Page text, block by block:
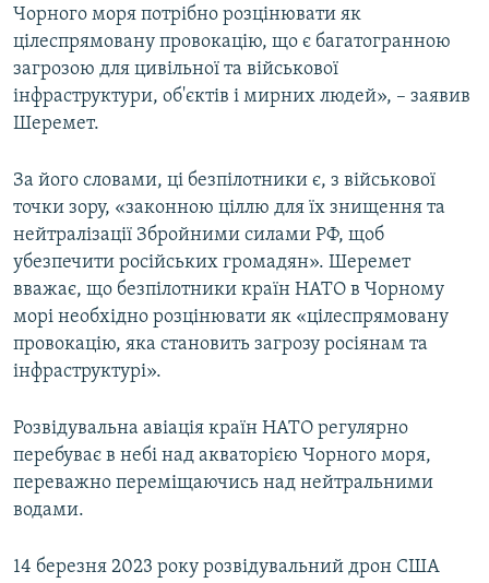
Чорного моря потрібно розцінювати як
цілеспрямовану провокацію, що є багатогранною
загрозою для цивільної та військової
інфраструктури, об'єктів і мирних людей», – заявив
Шеремет.
За його словами, ці безпілотники є, з військової
точки зору, «законною ціллю для їх знищення та
нейтралізації Збройними силами РФ, щоб
убезпечити російських громадян». Шеремет
вважає, що безпілотники країн НАТО в Чорному
морі необхідно розцінювати як «цілеспрямовану
провокацію, яка становить загрозу росіянам та
інфраструктурі».
Розвідувальна авіація країн НАТО регулярно
перебуває в небі над акваторією Чорного моря,
переважно переміщаючись над нейтральними
водами.
14 березня 2023 року розвідувальний дрон США